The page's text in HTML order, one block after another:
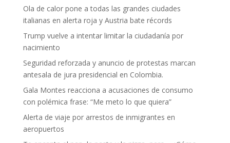
Ola de calor pone a todas las grandes ciudades
italianas en alerta roja y Austria bate récords
Trump vuelve a intentar limitar la ciudadanía por
nacimiento
Seguridad reforzada y anuncio de protestas marcan
antesala de jura presidencial en Colombia.
Gala Montes reacciona a acusaciones de consumo
con polémica frase: “Me meto lo que quiera”
Alerta de viaje por arrestos de inmigrantes en
aeropuertos